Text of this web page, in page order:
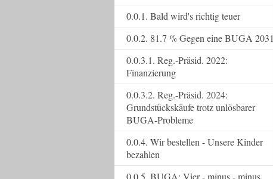
0.0.1. Bald wird's richtig teuer
0.0.2. 81.7 % Gegen eine BUGA 2031
0.0.3.1. Reg.-Präsid. 2022:
Finanzierung
0.0.3.2. Reg.-Präsid. 2024:
Grundstückskäufe trotz unlösbarer
BUGA-Probleme
0.0.4. Wir bestellen - Unsere Kinder
bezahlen
0.0.5. BUGA: Vier - minus - minus